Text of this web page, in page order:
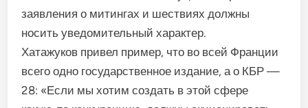
заявления о митин­гах и шествиях должны
носить уведомительный характер.
Хатажуков привел пример, что во всей Франции
всего одно го­сударственное издание, а о КБР —
28: «Если мы хотим создать в этой сфере